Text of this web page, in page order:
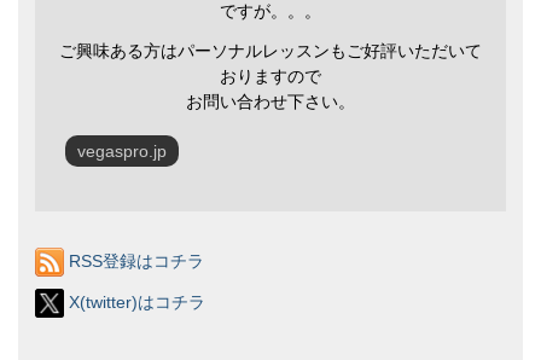
ですが。。。
ご興味ある方はパーソナルレッスンもご好評いただいて
おりますので
お問い合わせ下さい。
vegaspro.jp
RSS登録はコチラ
X(twitter)はコチラ